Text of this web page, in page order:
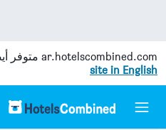
ar.hotelscombined.com متوفر
site in English